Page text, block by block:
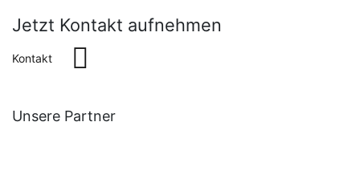
Jetzt Kontakt aufnehmen
Kontakt
Unsere Partner